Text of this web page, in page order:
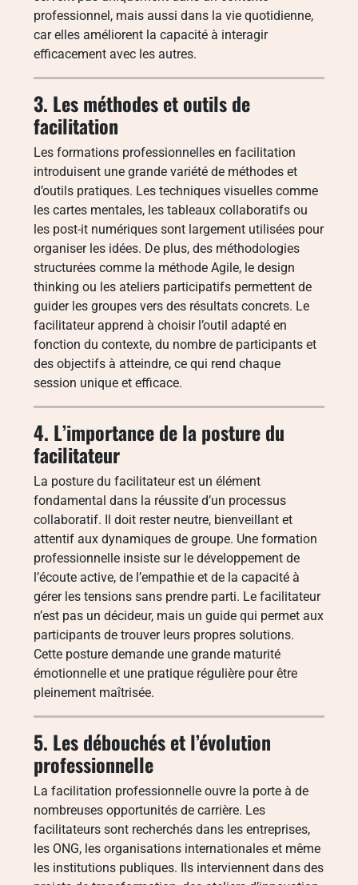
professionnel, mais aussi dans la vie quotidienne,
car elles améliorent la capacité à interagir
efficacement avec les autres.
3. Les méthodes et outils de
facilitation
Les formations professionnelles en facilitation
introduisent une grande variété de méthodes et
d’outils pratiques. Les techniques visuelles comme
les cartes mentales, les tableaux collaboratifs ou
les post-it numériques sont largement utilisées pour
organiser les idées. De plus, des méthodologies
structurées comme la méthode Agile, le design
thinking ou les ateliers participatifs permettent de
guider les groupes vers des résultats concrets. Le
facilitateur apprend à choisir l’outil adapté en
fonction du contexte, du nombre de participants et
des objectifs à atteindre, ce qui rend chaque
session unique et efficace.
4. L’importance de la posture du
facilitateur
La posture du facilitateur est un élément
fondamental dans la réussite d’un processus
collaboratif. Il doit rester neutre, bienveillant et
attentif aux dynamiques de groupe. Une formation
professionnelle insiste sur le développement de
l’écoute active, de l’empathie et de la capacité à
gérer les tensions sans prendre parti. Le facilitateur
n’est pas un décideur, mais un guide qui permet aux
participants de trouver leurs propres solutions.
Cette posture demande une grande maturité
émotionnelle et une pratique régulière pour être
pleinement maîtrisée.
5. Les débouchés et l’évolution
professionnelle
La facilitation professionnelle ouvre la porte à de
nombreuses opportunités de carrière. Les
facilitateurs sont recherchés dans les entreprises,
les ONG, les organisations internationales et même
les institutions publiques. Ils interviennent dans des